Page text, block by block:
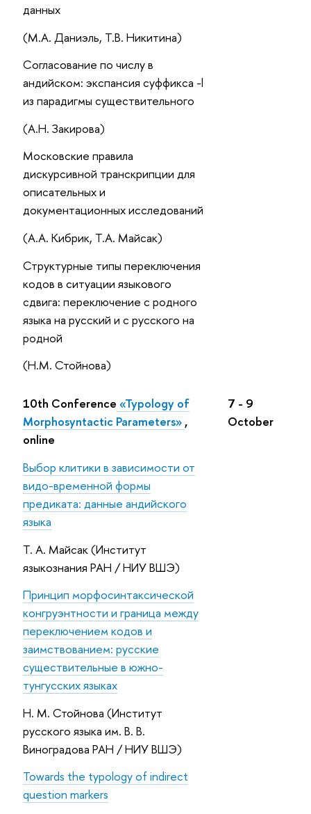
данных
(М.А. Даниэль, Т.В. Никитина)
Согласование по числу в
андийском: экспансия суффикса -l
из парадигмы существительного
(А.Н. Закирова)
Московские правила
дискурсивной транскрипции для
описательных и
документационных исследований
(А.А. Кибрик, Т.А. Майсак)
Структурные типы переключения
кодов в ситуации языкового
сдвига: переключение с родного
языка на русский и с русского на
родной
(Н.М. Стойнова)
10th Conference «Typology of
Morphosyntactic Parameters» ,
online
Выбор клитики в зависимости от
видо-временной формы
предиката: данные андийского
языка
Т. А. Майсак (Институт
языкознания РАН / НИУ ВШЭ)
Принцип морфосинтаксической
конгруэнтности и граница между
переключением кодов и
заимствованием: русские
существительные в южно-
тунгусских языках
Н. М. Стойнова (Институт
русского языка им. В. В.
Виноградова РАН / НИУ ВШЭ)
Towards the typology of indirect
question markers
7 - 9
October